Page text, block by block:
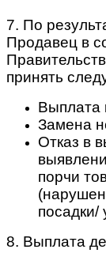
7. По
Продавец в
принять
Выплата
Замена
Отказ в
порчи
посадки/
8. Выплата